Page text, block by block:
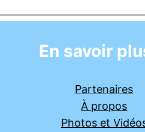
En savoir
Partenaires
À propos
Photos et